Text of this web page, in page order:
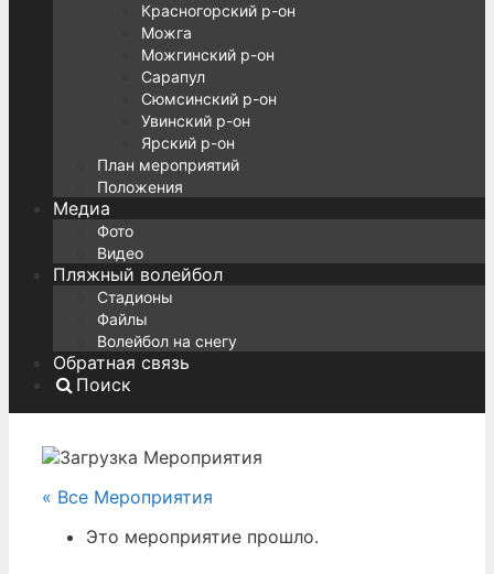
Красногорский р-он
Можга
Можгинский р-он
Сарапул
Сюмсинский р-он
Увинский р-он
Ярский р-он
План мероприятий
Положения
Медиа
Фото
Видео
Пляжный волейбол
Стадионы
Файлы
Волейбол на снегу
Обратная связь
Поиск
« Все Мероприятия
Это мероприятие прошло.